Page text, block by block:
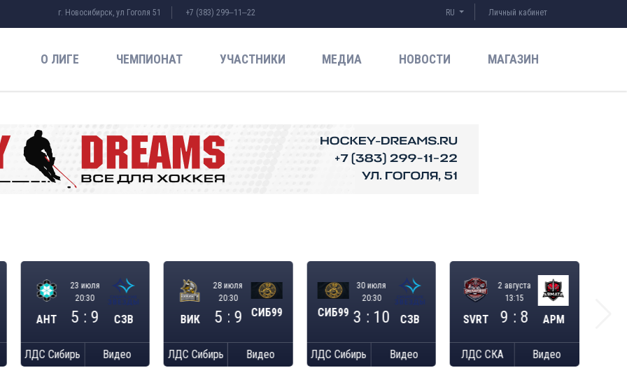
г. Новосибирск, ул Гоголя 51 +7 (383) 299‒11‒22 RU Личный кабинет
О ЛИГЕ ЧЕМПИОНАТ УЧАСТНИКИ МЕДИА НОВОСТИ МАГАЗИН
АНТ
23 июля
20:30
5 : 9 СЗВ
ЛДС Сибирь Видео
ВИК
28 июля
20:30
5 : 9 СИБ99
ЛДС Сибирь Видео
СИБ99
30 июля
20:30
3 : 10 СЗВ
ЛДС Сибирь Видео
SVRT
2 августа
13:15
9 : 8 АРМ
ЛДС СКА Видео